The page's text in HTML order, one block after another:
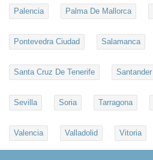
Palencia Palma De Mallorca
Pontevedra Ciudad Salamanca
Santa Cruz De Tenerife Santander
Sevilla Soria Tarragona
Valencia Valladolid Vitoria